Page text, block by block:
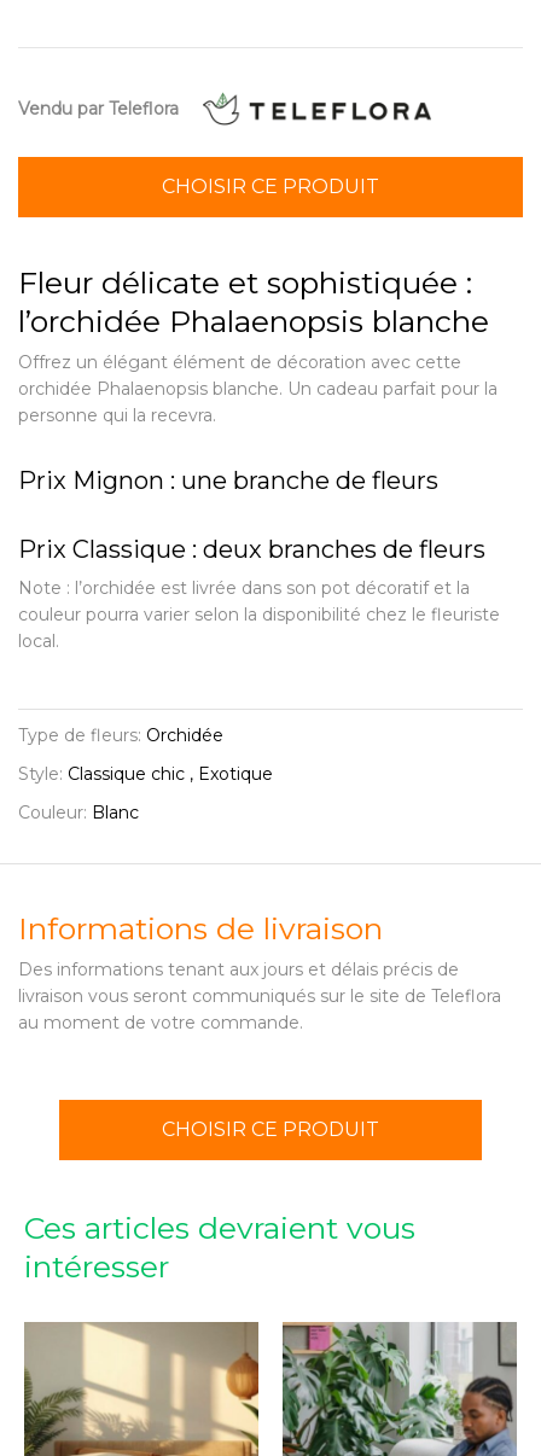
Vendu par Teleflora
CHOISIR CE PRODUIT
Fleur délicate et sophistiquée :
l’orchidée Phalaenopsis blanche
Offrez un élégant élément de décoration avec cette
orchidée Phalaenopsis blanche. Un cadeau parfait pour la
personne qui la recevra.
Prix Mignon : une branche de fleurs
Prix Classique : deux branches de fleurs
Note : l’orchidée est livrée dans son pot décoratif et la
couleur pourra varier selon la disponibilité chez le fleuriste
local.
Type de fleurs: Orchidée
Style: Classique chic , Exotique
Couleur: Blanc
Informations de livraison
Des informations tenant aux jours et délais précis de
livraison vous seront communiqués sur le site de Teleflora
au moment de votre commande.
CHOISIR CE PRODUIT
Ces articles devraient vous
intéresser